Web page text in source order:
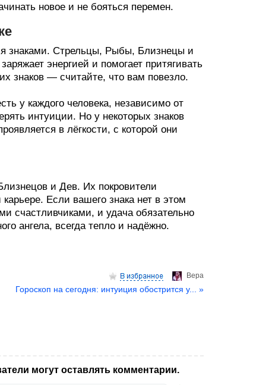
новое и не бояться перемен.
знаками. Стрельцы, Рыбы, Близнецы и
энергией и помогает притягивать
знаков — считайте, что вам повезло.
у каждого человека, независимо от
интуиции. Но у некоторых знаков
в лёгкости, с которой они
и Дев. Их покровители
Если вашего знака нет в этом
счастливчиками, и удача обязательно
ангела, всегда тепло и надёжно.
Верa
Гороскоп на сегодня: интуиция обострится у... »
могут оставлять комментарии.